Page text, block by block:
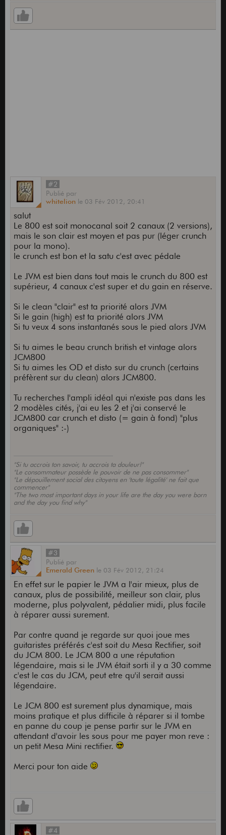
#2
Publié par
whitelion le 03 Fév 2012, 20:41
salut
Le 800 est soit monocanal soit 2 canaux (2 versions),
mais le son clair est moyen et pas pur (léger crunch
pour la mono).
le crunch est bon et la satu c'est avec pédale
Le JVM est bien dans tout mais le crunch du 800 est
supérieur, 4 canaux c'est super et du gain en réserve.
Si le clean "clair" est ta priorité alors JVM
Si le gain (high) est ta priorité alors JVM
Si tu veux 4 sons instantanés sous le pied alors JVM
Si tu aimes le beau crunch british et vintage alors
JCM800
Si tu aimes les OD et disto sur du crunch (certains
préfèrent sur du clean) alors JCM800.
Tu recherches l'ampli idéal qui n'existe pas dans les
2 modèles cités, j'ai eu les 2 et j'ai conservé le
JCM800 car crunch et disto (= gain à fond) "plus
organiques" :-)
"Si tu accrois ton savoir, tu accrois ta douleur!"
"Le consommateur possède le pouvoir de ne pas consommer"
"Le dépouillement social des citoyens en 'toute légalité' ne fait que
commencer"
"The two most important days in your life are the day you were born
and the day you find why"
#3
Publié par
Emerald Green le 03 Fév 2012, 21:24
En effet sur le papier le JVM a l'air mieux, plus de
canaux, plus de possibilité, meilleur son clair, plus
moderne, plus polyvalent, pédalier midi, plus facile
à réparer aussi surement.
Par contre quand je regarde sur quoi joue mes
guitaristes préférés c'est soit du Mesa Rectifier, soit
du JCM 800. Le JCM 800 a une réputation
légendaire, mais si le JVM était sorti il y a 30 comme
c'est le cas du JCM, peut etre qu'il serait aussi
légendaire.
Le JCM 800 est surement plus dynamique, mais
moins pratique et plus difficile à réparer si il tombe
en panne du coup je pense partir sur le JVM en
attendant d'avoir les sous pour me payer mon reve :
un petit Mesa Mini rectifier.
Merci pour ton aide
#4